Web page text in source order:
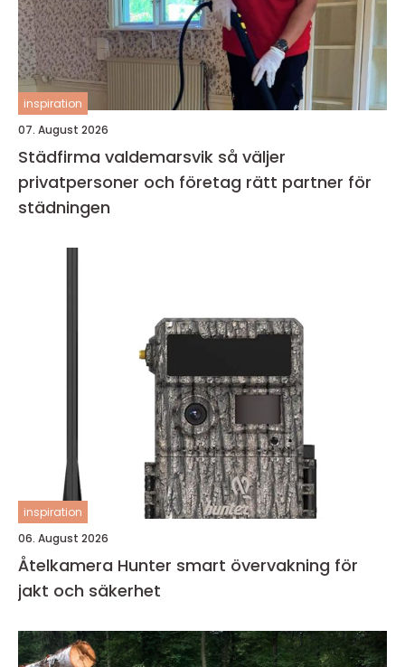
inspiration
07. August 2026
Städfirma valdemarsvik så väljer
privatpersoner och företag rätt partner för
städningen
inspiration
06. August 2026
Åtelkamera Hunter smart övervakning för
jakt och säkerhet